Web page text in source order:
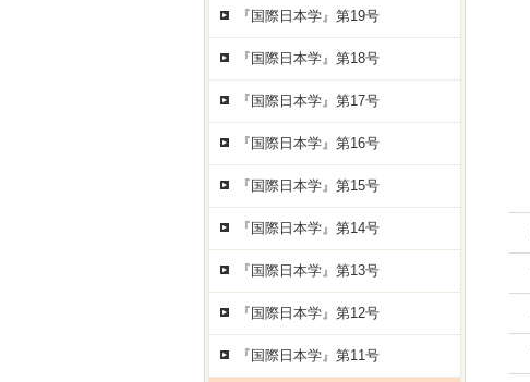
『国際日本学』第19号
『国際日本学』第18号
『国際日本学』第17号
『国際日本学』第16号
『国際日本学』第15号
『国際日本学』第14号
『国際日本学』第13号
『国際日本学』第12号
『国際日本学』第11号